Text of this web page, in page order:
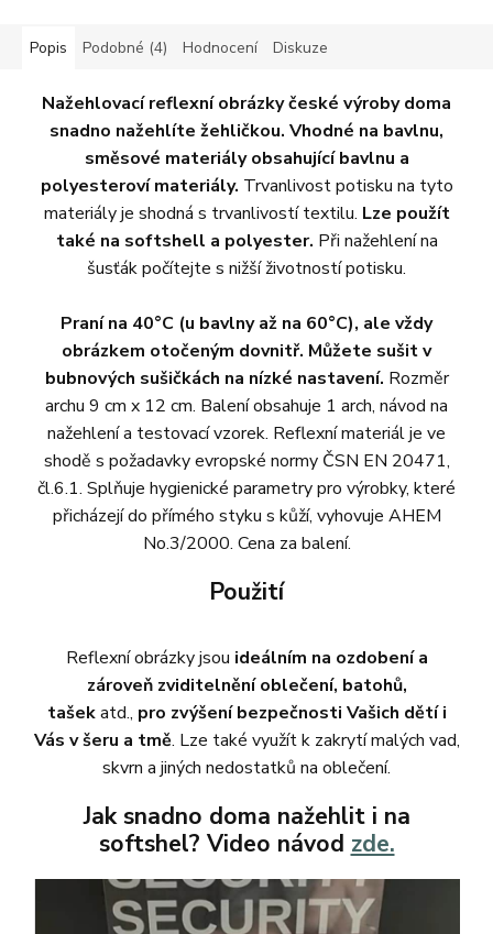
Popis Podobné (4) Hodnocení Diskuze
Nažehlovací reflexní obrázky české výroby doma
snadno nažehlíte žehličkou. Vhodné na bavlnu,
směsové materiály obsahující bavlnu a
polyesteroví materiály. Trvanlivost potisku na tyto
materiály je shodná s trvanlivostí textilu. Lze použít
také na softshell a polyester. Při nažehlení na
šusťák počítejte s nižší životností potisku.
Praní na 40°C (u bavlny až na 60°C), ale vždy
obrázkem otočeným dovnitř. Můžete sušit v
bubnových sušičkách na nízké nastavení. Rozměr
archu 9 cm x 12 cm. Balení obsahuje 1 arch, návod na
nažehlení a testovací vzorek. Reflexní materiál je ve
shodě s požadavky evropské normy ČSN EN 20471,
čl.6.1. Splňuje hygienické parametry pro výrobky, které
přicházejí do přímého styku s kůží, vyhovuje AHEM
No.3/2000. Cena za balení.
Použití
Reflexní obrázky jsou ideálním na ozdobení a
zároveň zviditelnění oblečení, batohů,
tašekatd., pro zvýšení bezpečnosti Vašich dětí i
Vás v šeru a tmě. Lze také využít k zakrytí malých vad,
skvrn a jiných nedostatků na oblečení.
Jak snadno doma nažehlit i na
softshel? Video návod zde.